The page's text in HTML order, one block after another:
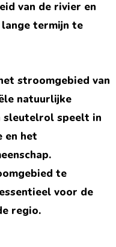
van de rivier en
termijn te
stroomgebied van
natuurlijke
sleutelrol speelt in
en het
te
voor de
regio.